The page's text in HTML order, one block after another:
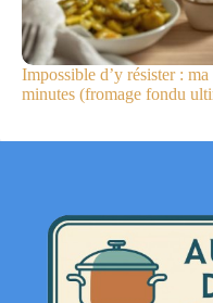
Impossible d’y résister :
minutes (fromage fondu